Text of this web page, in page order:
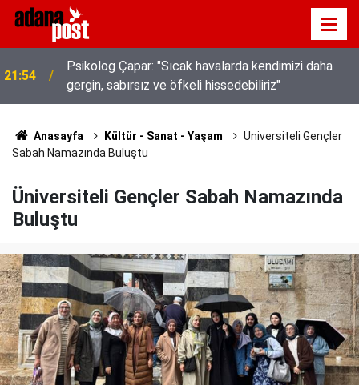
Psikolog Çapar: "Sıcak havalarda kendimizi daha
gergin, sabırsız ve öfkeli hissedebiliriz"
21:49
Kavurucu sıcakta hem kanalda yüzdüler hem karpuz
yediler
Anasayfa Kültür - Sanat - Yaşam
Üniversiteli Gençler
Sabah Namazında Buluştu
Üniversiteli Gençler Sabah Namazında
Buluştu